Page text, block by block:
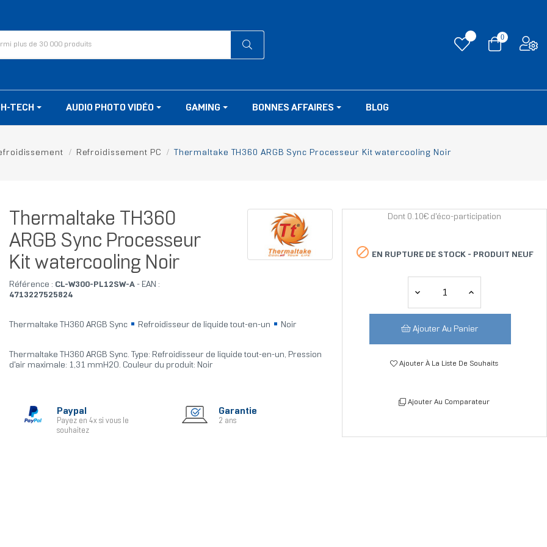
0
TECH AUDIO PHOTO VIDÉO GAMING BONNES AFFAIRES BLOG
Refroidissement PC Thermaltake TH360 ARGB Sync Processeur Kit watercooling Noir
Thermaltake TH360
ARGB Sync Processeur
Kit watercooling Noir
Référence : CL-W300-PL12SW-A- EAN :
4713227525824
Thermaltake TH360 ARGB Sync Refroidisseur de liquide tout-en-un Noir
Thermaltake TH360 ARGB Sync. Type: Refroidisseur de liquide tout-en-un, Pression
d'air maximale: 1,31 mmH2O. Couleur du produit: Noir
Paypal
Payez en 4x si vous le
souhaitez
Garantie
2 ans
Dont 0.10€ d'éco-participation
 EN RUPTURE DE STOCK - PRODUIT NEUF
Ajouter Au Panier
Ajouter À La Liste De Souhaits
Ajouter Au Comparateur